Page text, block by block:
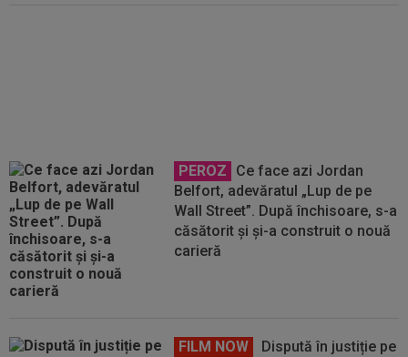
PEROZ
Ce face azi Jordan
Belfort, adevăratul „Lup de pe
Wall Street”. După închisoare, s-a
căsătorit și și-a construit o nouă
carieră
FILM NOW
Dispută în justiție pe